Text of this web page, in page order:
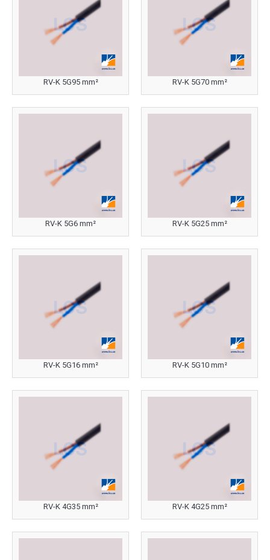
RV-K 5G95 mm² RV-K 5G70 mm²
RV-K 5G6 mm² RV-K 5G25 mm²
RV-K 5G16 mm² RV-K 5G10 mm²
RV-K 4G35 mm² RV-K 4G25 mm²